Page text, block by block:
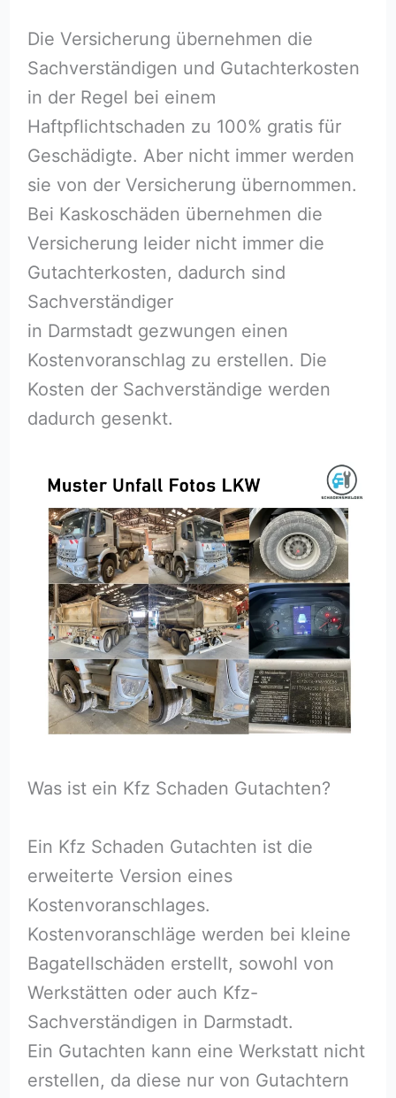
Die Versicherung übernehmen die
Sachverständigen und Gutachterkosten
in der Regel bei einem
Haftpflichtschaden zu 100% gratis für
Geschädigte. Aber nicht immer werden
sie von der Versicherung übernommen.
Bei Kaskoschäden übernehmen die
Versicherung leider nicht immer die
Gutachterkosten, dadurch sind
Sachverständiger
in Darmstadt gezwungen einen
Kostenvoranschlag zu erstellen. Die
Kosten der Sachverständige werden
dadurch gesenkt.
Was ist ein Kfz Schaden Gutachten?
Ein Kfz Schaden Gutachten ist die
erweiterte Version eines
Kostenvoranschlages.
Kostenvoranschläge werden bei kleine
Bagatellschäden erstellt, sowohl von
Werkstätten oder auch Kfz-
Sachverständigen in Darmstadt.
Ein Gutachten kann eine Werkstatt nicht
erstellen, da diese nur von Gutachtern